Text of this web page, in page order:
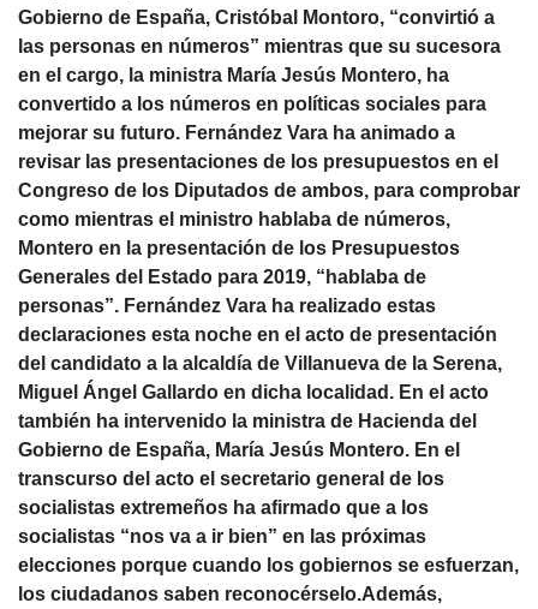
Gobierno de España, Cristóbal Montoro, “convirtió a
las personas en números” mientras que su sucesora
en el cargo, la ministra María Jesús Montero, ha
convertido a los números en políticas sociales para
mejorar su futuro. Fernández Vara ha animado a
revisar las presentaciones de los presupuestos en el
Congreso de los Diputados de ambos, para comprobar
como mientras el ministro hablaba de números,
Montero en la presentación de los Presupuestos
Generales del Estado para 2019, “hablaba de
personas”. Fernández Vara ha realizado estas
declaraciones esta noche en el acto de presentación
del candidato a la alcaldía de Villanueva de la Serena,
Miguel Ángel Gallardo en dicha localidad. En el acto
también ha intervenido la ministra de Hacienda del
Gobierno de España, María Jesús Montero. En el
transcurso del acto el secretario general de los
socialistas extremeños ha afirmado que a los
socialistas “nos va a ir bien” en las próximas
elecciones porque cuando los gobiernos se esfuerzan,
los ciudadanos saben reconocérselo.Además,